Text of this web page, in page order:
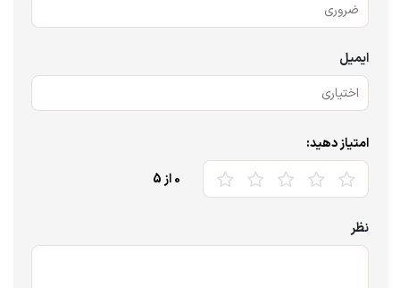
ایمیل
امتیاز دهید:
0از 5
نظر